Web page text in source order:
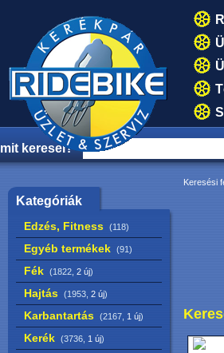
mit keresel?
Kategóriák
Edzés, Fitness (118)
Egyéb termékek (91)
Fék (1822, 2 új)
Hajtás (1953, 2 új)
Karbantartás (2167, 1 új)
Kerék (3736, 1 új)
Keresési